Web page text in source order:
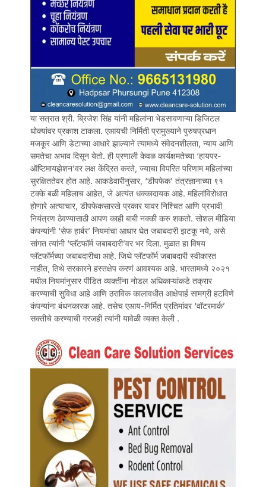
या सत्रात श्री. ब्रिजेश सिंह यांनी महिलांना भेडसावणाऱ्या डिजिटल
धोक्यांवर प्रकाश टाकला. एआयची निर्मिती प्रामुख्याने पुरुषप्रधान
मजकूर आणि डेटाच्या आधारे झाल्याने त्यामध्ये संवेदनशीलता, न्याय आणि
समतेचा अभाव दिसून येतो. ही प्रणाली केवळ कार्यक्षमतेच्या ‘हायपर-
ऑप्टिमायझेशन’वर लक्ष केंद्रित करते, ज्याचा विपरित परिणाम महिलांच्या
सुरक्षिततेवर होत आहे. आकडेवारीनुसार, ‘डीपफेक’ तंत्रज्ञानाच्या ९१
टक्के बळी महिलाच आहेत, जे अत्यंत धक्कादायक आहे. महिलांविरोधात
होणारे अत्याचार, डीपफेकसारखे प्रकार यावर निश्चित आणि प्रभावी
नियंत्रण ठेवण्यासाठी आपण काही बाबी नक्की करु शकतो. सोशल मीडिया
कंपन्यांनी ‘सेफ हार्बर’ नियमांचा आधार घेत जबाबदारी झटकू नये, असे
सांगत त्यांनी ‘प्लॅटफॉर्म जबाबदारी’वर भर दिला. मुळात हा विषय
प्लॅटफॉर्मच्या जबाबदारीचा आहे. जिथे प्लॅटफॉर्म जबाबदारी स्वीकारत
नाहीत, तिथे सरकारने हस्तक्षेप करणं आवश्यक आहे. भारतामध्ये २०२१
मधील नियमांनुसार पीडित व्यक्तींना नोडल अधिकाऱ्यांकडे तक्रार
करण्याची सुविधा आहे आणि ठराविक कालावधीत आक्षेपार्ह सामग्री हटविणे
कंपन्यांना बंधनकारक आहे. तसेच एआय-निर्मित प्रतिमांवर ‘वॉटरमार्क’
सक्तीचे करण्याची गरजही त्यांनी यावेळी व्यक्त केली .